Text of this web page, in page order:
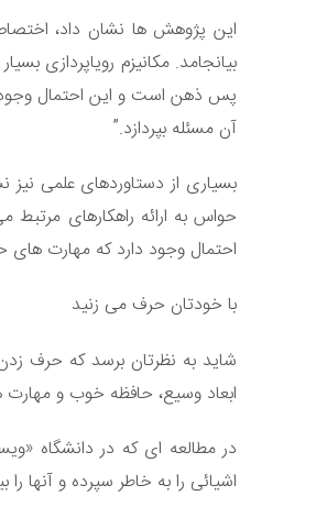
این پژوهش ها نشان داد،
بیانجامد. مکانیزم رویاپردازی
پس ذهن است و این احتمال وجود
آن مسئله بپردازد.”
بسیاری از دستاوردهای علمی
حواس به ارائه راهکارهای مرتبط
احتمال وجود دارد که مهارت های
با خودتان حرف می زنید
شاید به نظرتان برسد که حرف
ابعاد وسیع، حافظه خوب و
در مطالعه ای که در دانشگاه
اشیائی را به خاطر سپرده و آنها